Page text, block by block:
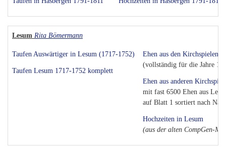
Lesum Rita Bömermann
Taufen Auswärtiger in Lesum (1717-1752)
Taufen Lesum 1717-1752 komplett
Ehen aus den Kirchspielen
(vollständig für die Jahre
Ehen aus anderen
mit fast 6500 Ehen aus
auf Blatt 1 sortiert nach
Hochzeiten in Lesum
(aus der alten CompGen-